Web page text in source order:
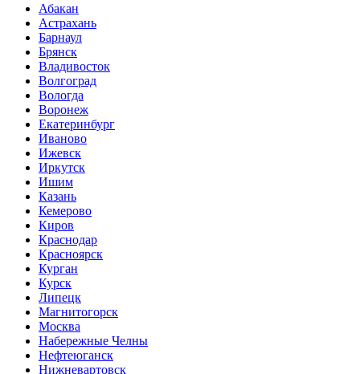
Абакан
Астрахань
Барнаул
Брянск
Владивосток
Волгоград
Вологда
Воронеж
Екатеринбург
Иваново
Ижевск
Иркутск
Ишим
Казань
Кемерово
Киров
Краснодар
Красноярск
Курган
Курск
Липецк
Магнитогорск
Москва
Набережные Челны
Нефтеюганск
Нижневартовск